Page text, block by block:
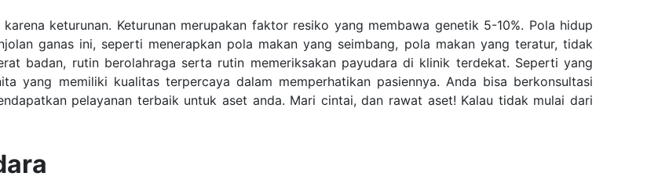
keturunan. Keturunan merupakan faktor resiko yang membawa genetik 5-10%. Pola hidup
ganas ini, seperti menerapkan pola makan yang seimbang, pola makan yang teratur, tidak
badan, rutin berolahraga serta rutin memeriksakan payudara di klinik terdekat. Seperti yang
yang memiliki kualitas terpercaya dalam memperhatikan pasiennya. Anda bisa berkonsultasi
pelayanan terbaik untuk aset anda. Mari cintai, dan rawat aset! Kalau tidak mulai dari